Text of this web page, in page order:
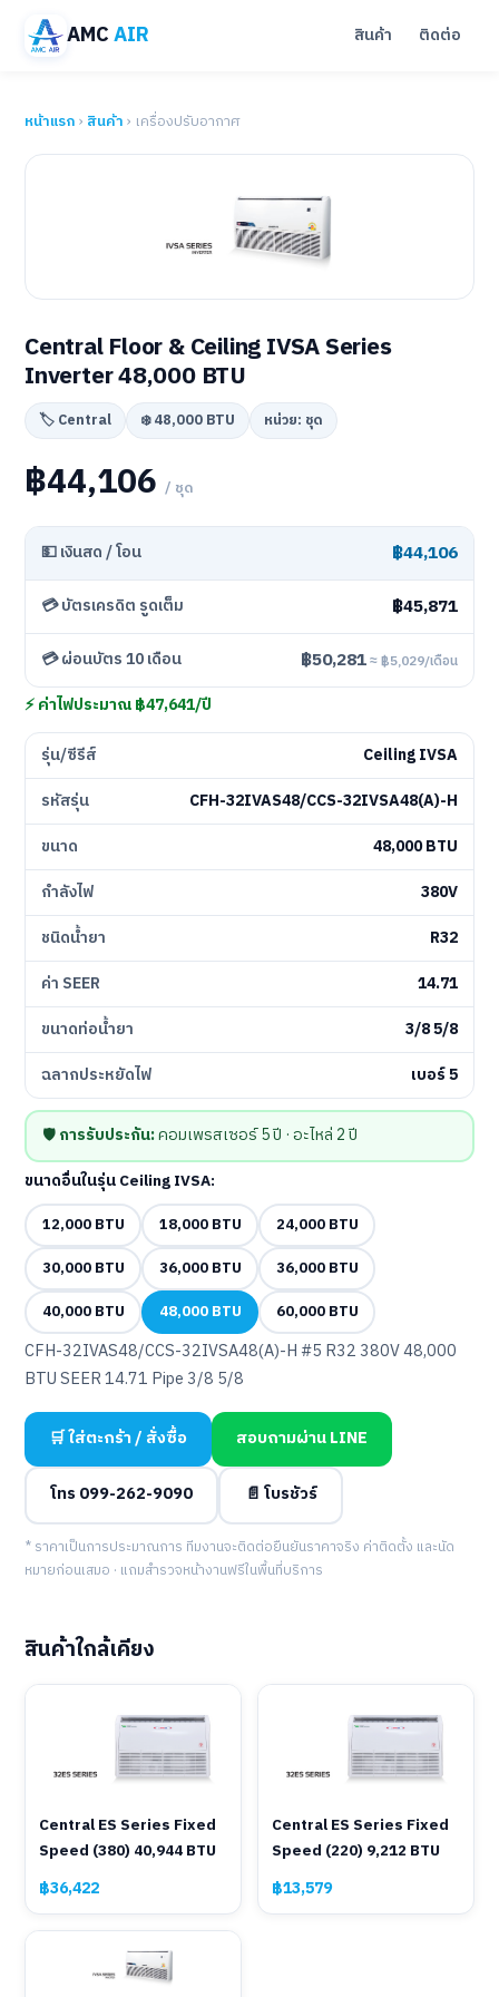
AMCAIR สินค้า ติดต่อ
หน้าแรก› สินค้า› เครื่องปรับอากาศ
Central Floor & Ceiling IVSA Series
Inverter 48,000 BTU
🏷️ Central ❄️ 48,000 BTU หน่วย: ชุด
฿44,106 / ชุด
💵 เงินสด / โอน ฿44,106
💳 บัตรเครดิต รูดเต็ม ฿45,871
💳 ผ่อนบัตร 10 เดือน ฿50,281≈ ฿5,029/เดือน
⚡ ค่าไฟประมาณ ฿47,641/ปี
รุ่น/ซีรีส์
Ceiling IVSA
รหัสรุ่น
CFH-32IVAS48/CCS-32IVSA48(A)-H
ขนาด
48,000 BTU
กำลังไฟ
380V
ชนิดน้ำยา
R32
ค่า SEER
14.71
ขนาดท่อน้ำยา
3/8 5/8
ฉลากประหยัดไฟ
เบอร์ 5
🛡️การรับประกัน:คอมเพรสเซอร์ 5 ปี · อะไหล่ 2 ปี
ขนาดอื่นในรุ่น Ceiling IVSA:
12,000 BTU
18,000 BTU
24,000 BTU
30,000 BTU
36,000 BTU
36,000 BTU
40,000 BTU
48,000 BTU 60,000 BTU
CFH-32IVAS48/CCS-32IVSA48(A)-H #5 R32 380V 48,000
BTU SEER 14.71 Pipe 3/8 5/8
🛒 ใส่ตะกร้า / สั่งซื้อ สอบถามผ่าน LINE
โทร 099-262-9090 📄 โบรชัวร์
* ราคาเป็นการประมาณการ ทีมงานจะติดต่อยืนยันราคาจริง ค่าติดตั้ง และนัด
หมายก่อนเสมอ · แถมสำรวจหน้างานฟรีในพื้นที่บริการ
สินค้าใกล้เคียง
Central ES Series Fixed
Speed (380) 40,944 BTU
฿36,422
Central ES Series Fixed
Speed (220) 9,212 BTU
฿13,579